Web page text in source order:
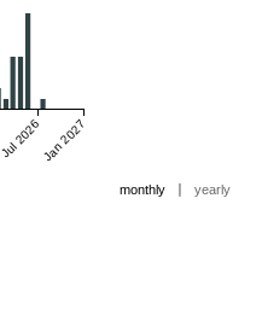
Jul 2026Jan 2027
monthly | yearly